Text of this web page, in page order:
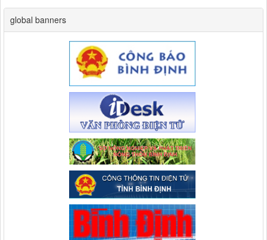
global banners